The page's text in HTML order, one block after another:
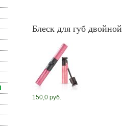
Блеск для губ
150,0 руб.